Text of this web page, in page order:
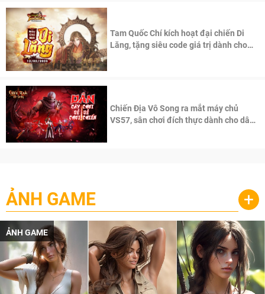
Tam Quốc Chí kích hoạt đại chiến Di
Lăng, tặng siêu code giá trị dành cho
Chiến Địa Vô Song ra mắt máy chủ
VS57, sân chơi đích thực dành cho dân
ẢNH GAME +
ẢNH GAME